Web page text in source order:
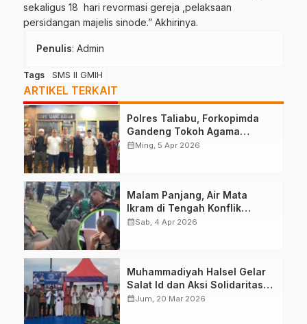
sekaligus 18 hari revormasi gereja ,pelaksaan
persidangan majelis sinode.” Akhirinya.
Penulis: Admin
Tags SMS II GMIH
ARTIKEL TERKAIT
Polres Taliabu, Forkopimda
Gandeng Tokoh Agama
Deklarasikan Damai
calendar_monthMing, 5 Apr 2026
Malam Panjang, Air Mata
Ikram di Tengah Konflik
Halteng
calendar_monthSab, 4 Apr 2026
Muhammadiyah Halsel Gelar
Salat Id dan Aksi Solidaritas
Palestina
calendar_monthJum, 20 Mar 2026